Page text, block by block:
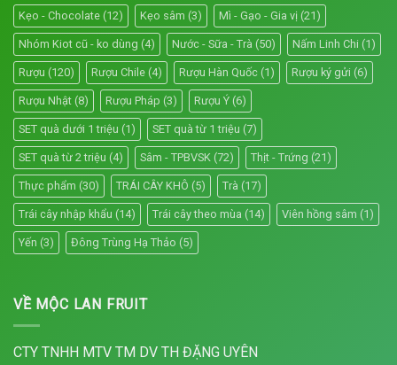
Kẹo - Chocolate (12) Kẹo sâm (3) Mì - Gạo - Gia vị (21)
Nhóm Kiot cũ - ko dùng (4) Nước - Sữa - Trà (50) Nấm Linh Chi (1)
Rượu (120) Rượu Chile (4) Rượu Hàn Quốc (1) Rượu ký gửi (6)
Rượu Nhật (8) Rượu Pháp (3) Rượu Ý (6)
SET quà dưới 1 triệu (1) SET quà từ 1 triệu (7)
SET quà từ 2 triệu (4) Sâm - TPBVSK (72) Thịt - Trứng (21)
Thực phẩm (30) TRÁI CÂY KHÔ (5) Trà (17)
Trái cây nhập khẩu (14) Trái cây theo mùa (14) Viên hồng sâm (1)
Yến (3) Đông Trùng Hạ Thảo (5)
VỀ MỘC LAN FRUIT
CTY TNHH MTV TM DV TH ĐẶNG UYÊN